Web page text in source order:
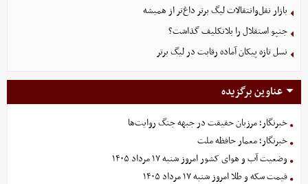
بازار نقل‌وانتقالات لیگ برتر داغ‌تر از همیشه
جنپو استقلال را بلاتکلیف گذاشت؟
نسل تازه پیکان آماده رقابت در لیگ برتر
عناوین برگزیده
خبرنگار؛ مرزبان حقیقت در جبهه جنگ روایت‌ها
خبرنگار؛ معمار حافظه ملت
وضعیت آب و هوای کشور امروز شنبه ۱۷ مرداد ۱۴۰۵
قیمت سکه و طلا امروز شنبه ۱۷ مرداد ۱۴۰۵